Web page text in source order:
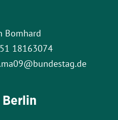
Bomhard
18163074